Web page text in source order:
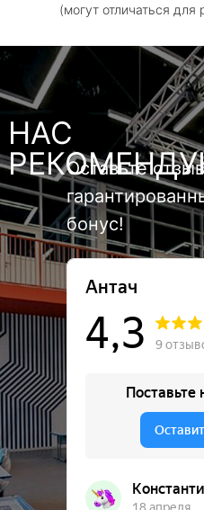
(могут отличаться для
Оставьте
бонус!
НАС